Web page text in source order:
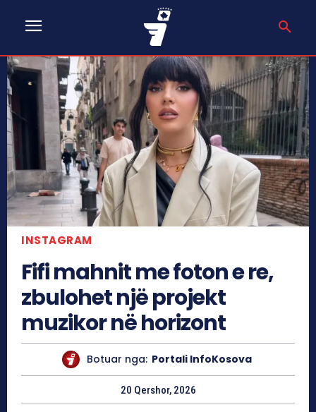
INSTAGRAM
Fifi mahnit me foton e re,
zbulohet një projekt
muzikor në horizont
Botuar nga: Portali InfoKosova
20 Qershor, 2026